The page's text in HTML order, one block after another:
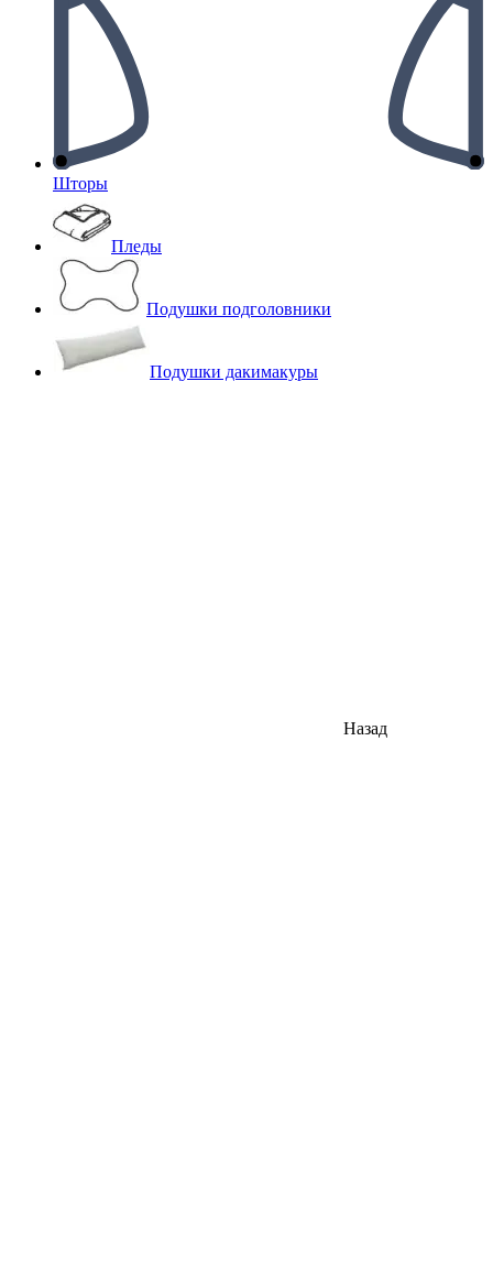
Шторы
Пледы
Подушки подголовники
Подушки дакимакуры
Назад